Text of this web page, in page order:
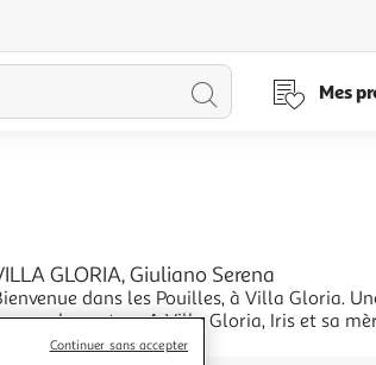
Lancer
Mes
GLORIA, Giuliano Serena
dans les Pouilles, à Villa Gloria.
les autres. A Villa Gloria, Iris et sa
à sa maison, veillent à ce que chaque client
En savoir +Continuer sans accepter